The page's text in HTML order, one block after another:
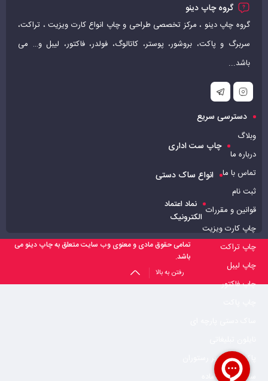
گروه چاپ دینو
گروه چاپ دینو ، مرکز تخصصی طراحی و چاپ انواع کارت ویزیت ، تراکت،
سربرگ و پاکت، بروشور، پوستر، کاتالوگ، فولدر، فاکتور، لیبل و… می
باشد...
دسترسی سریع
وبلاگ
درباره ما
تماس با ما
ثبت نام
قوانین و مقررات
چاپ ست اداری
چاپ کارت ویزیت
چاپ تراکت
چاپ لیبل
چاپ فاکتور
انواع ساک دستی
پاکت بیرون بر رستوران
ساک دستی آماده
نماد اعتماد
الکترونیک
تمامی حقوق مادی و معنوی وب سایت متعلق به چاپ دینو می
باشد.
رفتن به بالا